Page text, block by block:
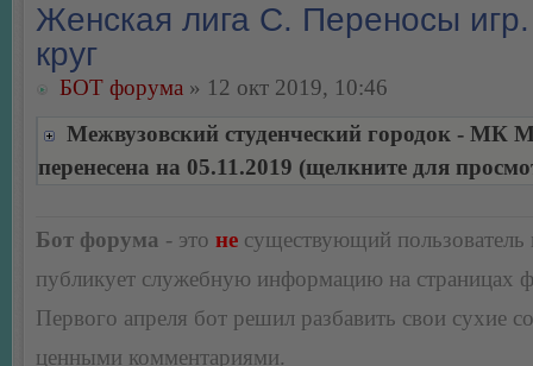
Женская лига С. Переносы
круг
БОТ форума » 12 окт 2019, 10:46
Межвузовский студенческий городок - МК
перенесена на 05.11.2019 (щелкните для
Бот форума - это не существующий пользователь
публикует служебную информацию на страницах
Первого апреля бот решил разбавить свои сухие
ценными комментариями.